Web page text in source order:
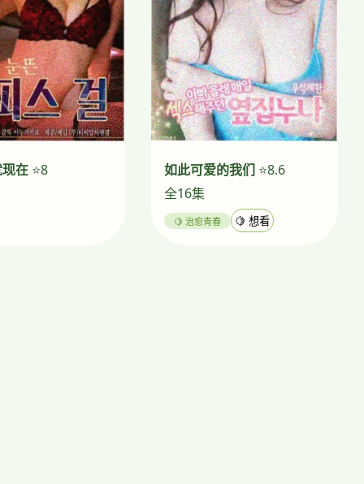
在 ⭐8 如此可爱的我们 ⭐8.6
全16集
🍋 治愈青春 🍋 想看